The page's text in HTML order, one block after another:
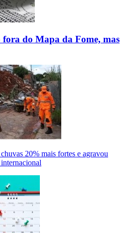
do Mapa da Fome, mas
20% mais fortes e agravou